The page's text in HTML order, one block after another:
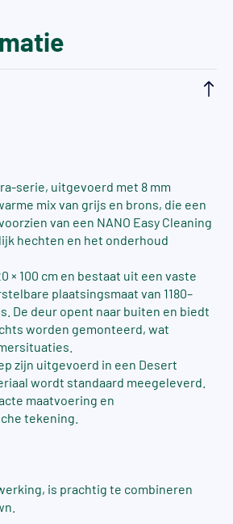
serie, uitgevoerd met 8 mm
mix van grijs en brons, die een
van een NANO Easy Cleaning
hechten en het onderhoud
× 100 cm en bestaat uit een vaste
plaatsingsmaat van 1180–
De deur opent naar buiten en biedt
worden gemonteerd, wat
zijn uitgevoerd in een Desert
wordt standaard meegeleverd.
maatvoering en
tekening.
is prachtig te combineren